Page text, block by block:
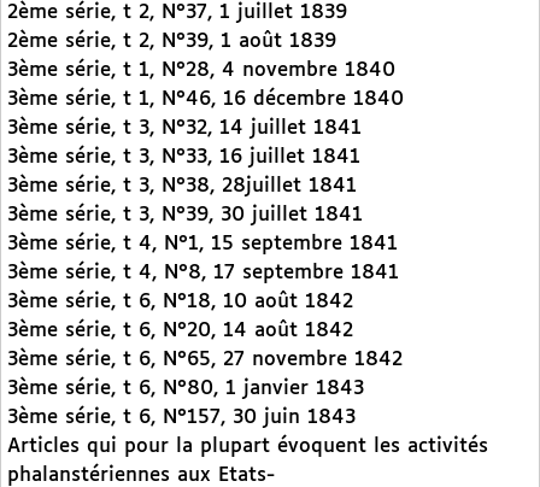
2ème série, t 2, N°37, 1 juillet 1839
2ème série, t 2, N°39, 1 août 1839
3ème série, t 1, N°28, 4 novembre 1840
3ème série, t 1, N°46, 16 décembre 1840
3ème série, t 3, N°32, 14 juillet 1841
3ème série, t 3, N°33, 16 juillet 1841
3ème série, t 3, N°38, 28juillet 1841
3ème série, t 3, N°39, 30 juillet 1841
3ème série, t 4, N°1, 15 septembre 1841
3ème série, t 4, N°8, 17 septembre 1841
3ème série, t 6, N°18, 10 août 1842
3ème série, t 6, N°20, 14 août 1842
3ème série, t 6, N°65, 27 novembre 1842
3ème série, t 6, N°80, 1 janvier 1843
3ème série, t 6, N°157, 30 juin 1843
Articles qui pour la plupart évoquent les activités
phalanstériennes aux Etats-